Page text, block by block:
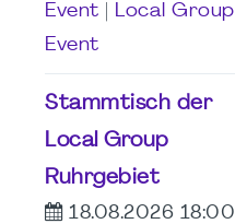
Event
Local Group
Event
Stammtisch der
Local Group
Ruhrgebiet
18.08.2026 18:00